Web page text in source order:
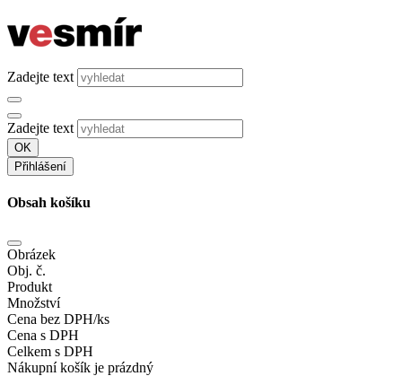
Zadejte text
Zadejte text
OK
Přihlášení
Obsah košíku
Obrázek
Obj. č.
Produkt
Množství
Cena bez DPH/ks
Cena s DPH
Celkem s DPH
Nákupní košík je prázdný